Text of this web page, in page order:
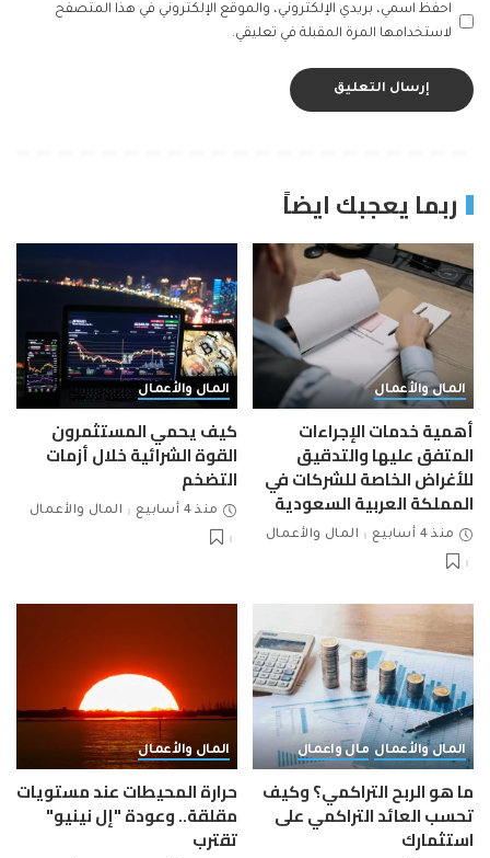
احفظ اسمي، بريدي الإلكتروني، والموقع الإلكتروني في هذا المتصفح
لاستخدامها المرة المقبلة في تعليقي.
ربما يعجبك ايضاً
المال والأعمال
أهمية خدمات الإجراءات
المتفق عليها والتدقيق
للأغراض الخاصة للشركات في
المملكة العربية السعودية
منذ 4 أسابيع المال والأعمال
المال والأعمال
كيف يحمي المستثمرون
القوة الشرائية خلال أزمات
التضخم
منذ 4 أسابيع المال والأعمال
المال والأعمال مال واعمال
ما هو الربح التراكمي؟ وكيف
تحسب العائد التراكمي على
استثمارك
المال والأعمال
حرارة المحيطات عند مستويات
مقلقة.. وعودة "إل نينيو"
تقترب